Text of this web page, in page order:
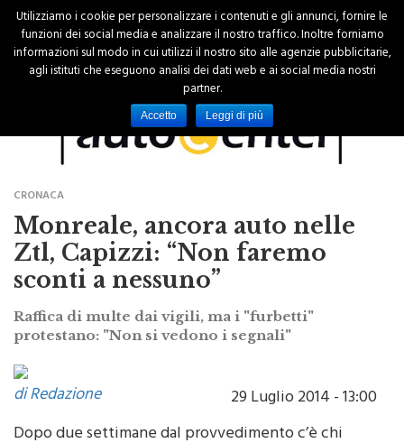
CRONACA
Monreale, ancora auto nelle
Ztl, Capizzi: “Non faremo
sconti a nessuno”
Raffica di multe dai vigili, ma i "furbetti"
di Redazione
29 Luglio 2014 - 13:00
Utilizziamo i cookie per personalizzare i contenuti e gli annunci, fornire le
funzioni dei social media e analizzare il nostro traffico. Inoltre forniamo
informazioni sul modo in cui utilizzi il nostro sito alle agenzie pubblicitarie,
agli istituti che eseguono analisi dei dati web e ai social media nostri
partner.
Accetto Leggi di più